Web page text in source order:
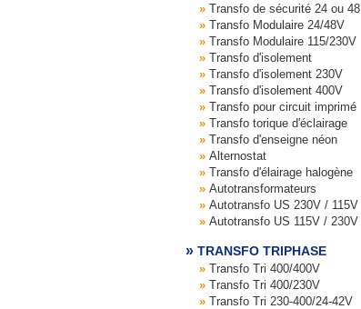
Transfo de sécurité 24 ou
Transfo Modulaire 24/48V
Transfo Modulaire 115/230V
Transfo d'isolement
Transfo d'isolement 230V
Transfo d'isolement 400V
Transfo pour circuit imprimé
Transfo torique d'éclairage
Transfo d'enseigne néon
Alternostat
Transfo d'élairage halogène
Autotransformateurs
Autotransfo US 230V / 115V
Autotransfo US 115V / 230V
TRANSFO TRIPHASE
Transfo Tri 400/400V
Transfo Tri 400/230V
Transfo Tri 230-400/24-42V